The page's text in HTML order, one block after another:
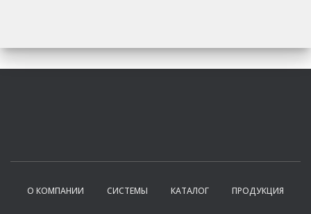
О КОМПАНИИ СИСТЕМЫ КАТАЛОГ ПРОДУКЦИЯ